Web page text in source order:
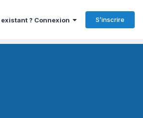
? Connexion S’inscrire